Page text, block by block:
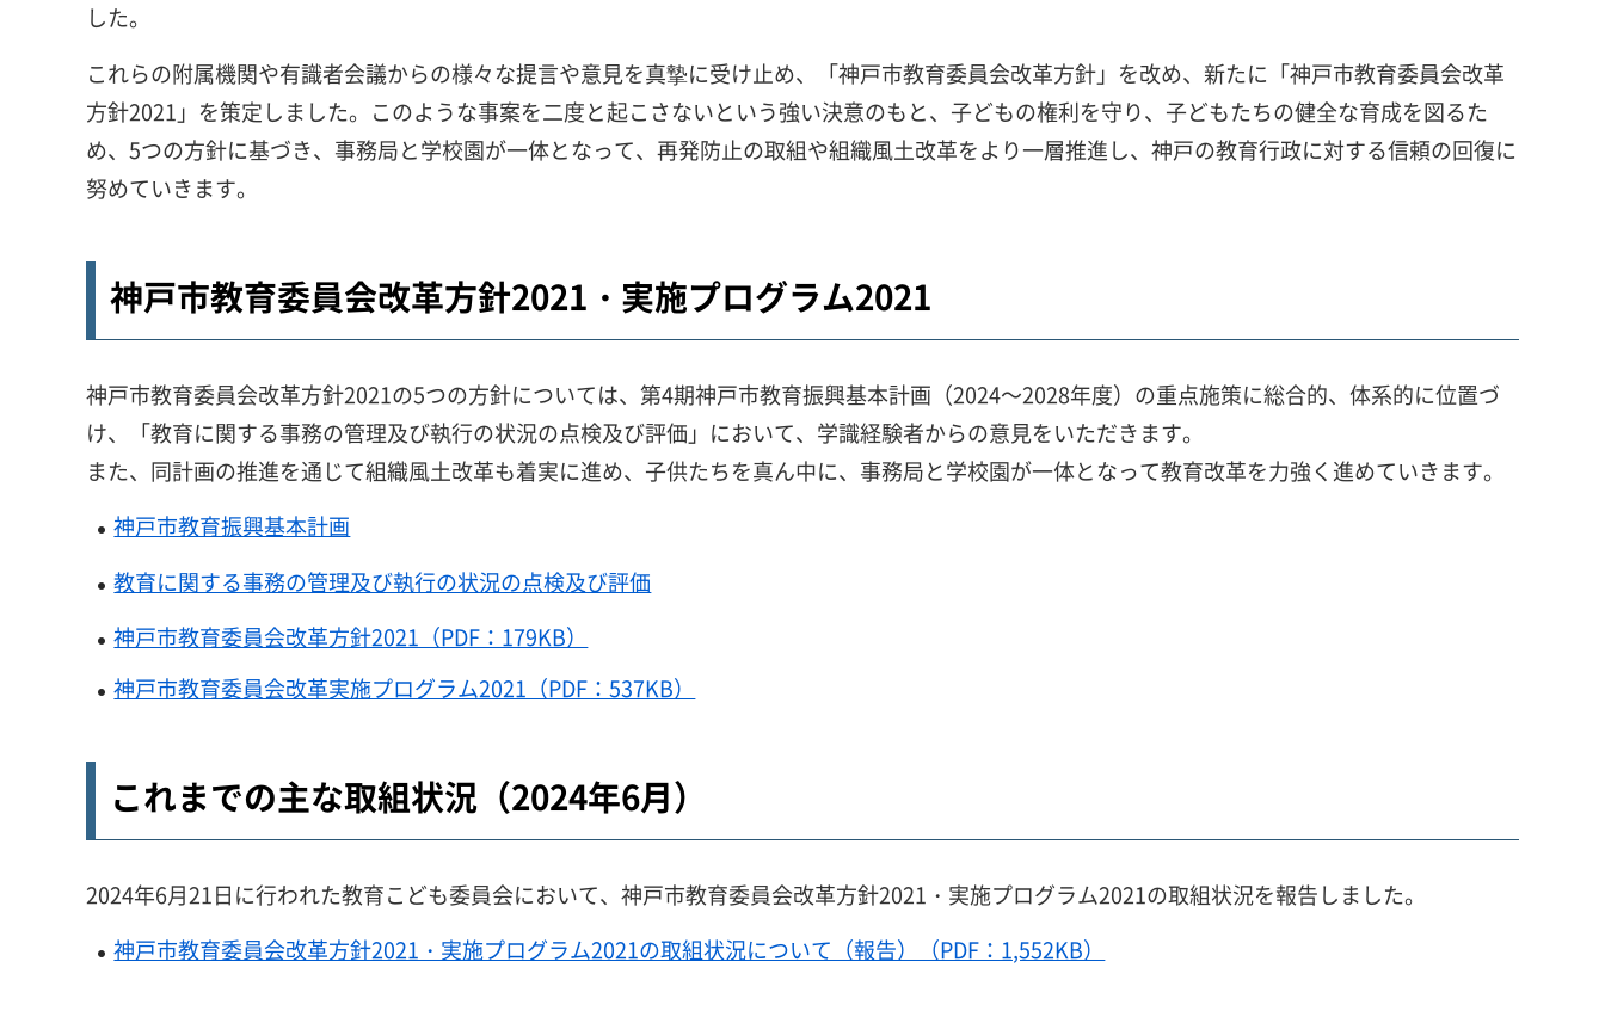
した。
これらの附属機関や有識者会議からの様々な提言や意見を真摯に受け止め、「神戸市教育委員会改革方針」を改め、新たに「神戸市教育委員会改革
方針2021」を策定しました。このような事案を二度と起こさないという強い決意のもと、子どもの権利を守り、子どもたちの健全な育成を図るた
め、5つの方針に基づき、事務局と学校園が一体となって、再発防止の取組や組織風土改革をより一層推進し、神戸の教育行政に対する信頼の回復に
努めていきます。
神戸市教育委員会改革方針2021・実施プログラム2021
神戸市教育委員会改革方針2021の5つの方針については、第4期神戸市教育振興基本計画（2024～2028年度）の重点施策に総合的、体系的に位置づ
け、「教育に関する事務の管理及び執行の状況の点検及び評価」において、学識経験者からの意見をいただきます。
また、同計画の推進を通じて組織風土改革も着実に進め、子供たちを真ん中に、事務局と学校園が一体となって教育改革を力強く進めていきます。
神戸市教育振興基本計画
教育に関する事務の管理及び執行の状況の点検及び評価
神戸市教育委員会改革方針2021（PDF：179KB）
神戸市教育委員会改革実施プログラム2021（PDF：537KB）
これまでの主な取組状況（2024年6月）
2024年6月21日に行われた教育こども委員会において、神戸市教育委員会改革方針2021・実施プログラム2021の取組状況を報告しました。
神戸市教育委員会改革方針2021・実施プログラム2021の取組状況について（報告）（PDF：1,552KB）